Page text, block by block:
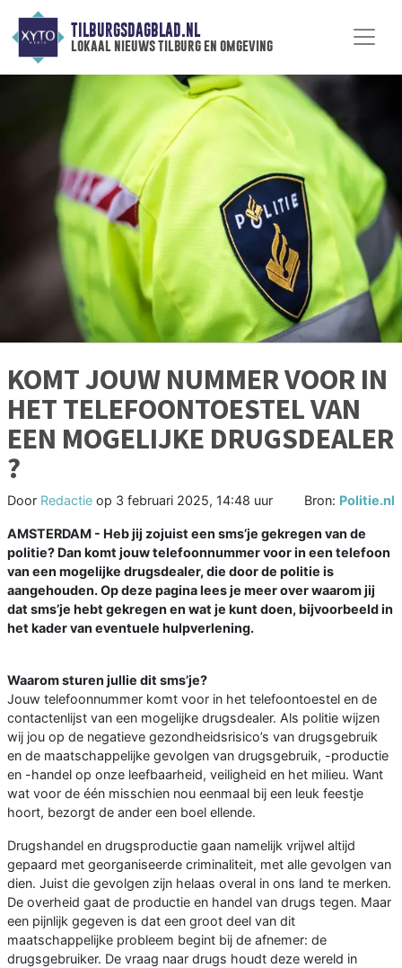
TILBURGSDAGBLAD.NL
lokaal nieuws tilburg en omgeving
KOMT JOUW NUMMER VOOR IN
HET TELEFOONTOESTEL VAN
EEN MOGELIJKE DRUGSDEALER
?
Door Redactie op 3 februari 2025, 14:48 uur Bron: Politie.nl
AMSTERDAM - Heb jij zojuist een sms’je gekregen van de
politie? Dan komt jouw telefoonnummer voor in een telefoon
van een mogelijke drugsdealer, die door de politie is
aangehouden. Op deze pagina lees je meer over waarom jij
dat sms’je hebt gekregen en wat je kunt doen, bijvoorbeeld in
het kader van eventuele hulpverlening.
Waarom sturen jullie dit sms’je?
Jouw telefoonnummer komt voor in het telefoontoestel en de
contactenlijst van een mogelijke drugsdealer. Als politie wijzen
wij jou op de negatieve gezondheidsrisico’s van drugsgebruik
en de maatschappelijke gevolgen van drugsgebruik, -productie
en -handel op onze leefbaarheid, veiligheid en het milieu. Want
wat voor de één misschien nou eenmaal bij een leuk feestje
hoort, bezorgt de ander een boel ellende.
Drugshandel en drugsproductie gaan namelijk vrijwel altijd
gepaard met georganiseerde criminaliteit, met alle gevolgen van
dien. Juist die gevolgen zijn helaas overal in ons land te merken.
De overheid gaat de productie en handel van drugs tegen. Maar
een pijnlijk gegeven is dat een groot deel van dit
maatschappelijke probleem begint bij de afnemer: de
drugsgebruiker. De vraag naar drugs houdt deze wereld in